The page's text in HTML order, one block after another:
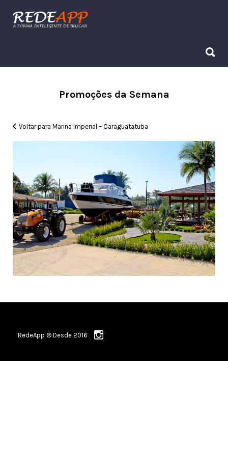
Procurar:
Promoções da Semana
Voltar para Marina Imperial – Caraguatatuba
RedeApp ® Desde 2016